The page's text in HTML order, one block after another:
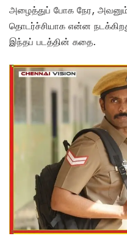
அழைத்துப் போக நேர,
தொடர்ச்சியாக என்ன
இந்தப் படத்தின் கதை.